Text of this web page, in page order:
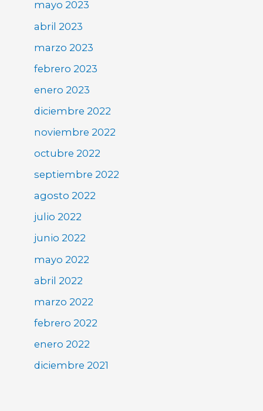
mayo 2023
abril 2023
marzo 2023
febrero 2023
enero 2023
diciembre 2022
noviembre 2022
octubre 2022
septiembre 2022
agosto 2022
julio 2022
junio 2022
mayo 2022
abril 2022
marzo 2022
febrero 2022
enero 2022
diciembre 2021